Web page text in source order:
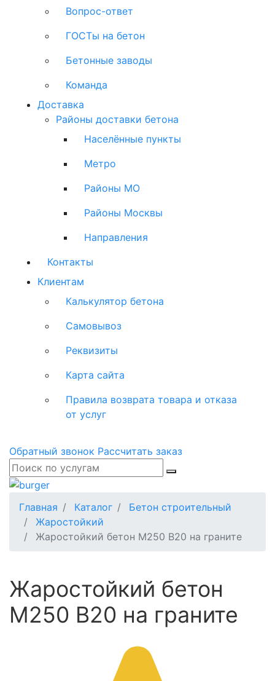
Вопрос-ответ
ГОСТы на бетон
Бетонные заводы
Команда
Доставка
Районы доставки бетона
Населённые пункты
Метро
Районы МО
Районы Москвы
Направления
Контакты
Клиентам
Калькулятор бетона
Самовывоз
Реквизиты
Карта сайта
Правила возврата товара и отказа
от услуг
Обратный звонок Рассчитать заказ
Главная Каталог
Бетон строительный
Жаростойкий
Жаростойкий бетон М250 В20 на граните
Жаростойкий бетон
М250 В20 на граните